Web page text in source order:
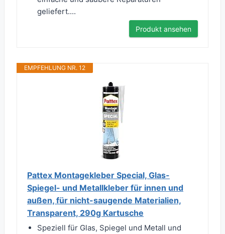
geliefert....
Produkt ansehen
EMPFEHLUNG NR. 12
Pattex Montagekleber Special, Glas-
Spiegel- und Metallkleber für innen und
außen, für nicht-saugende Materialien,
Transparent, 290g Kartusche
Speziell für Glas, Spiegel und Metall und